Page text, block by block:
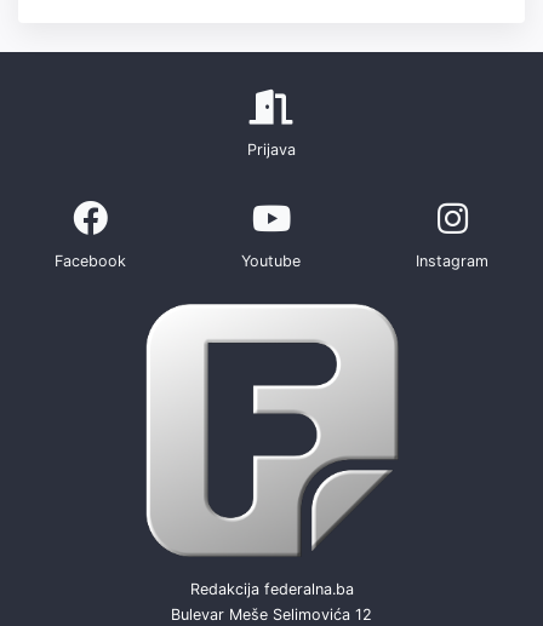
Prijava
Facebook Youtube Instagram
Redakcija federalna.ba
Bulevar Meše Selimovića 12